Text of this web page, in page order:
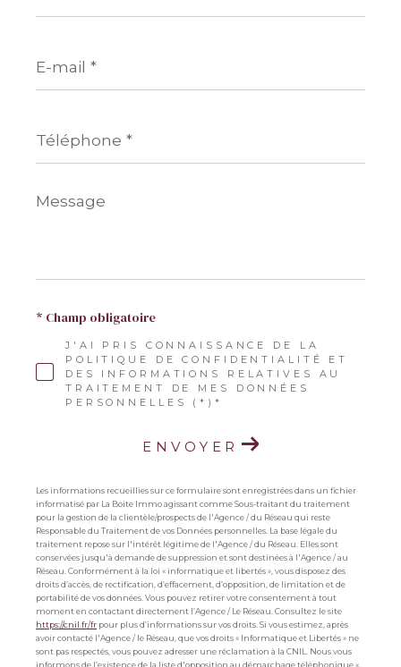
mail
*
*
Message
*
J'AI PRIS CONNAISSANCE DE LA
POLITIQUE DE CONFIDENTIALITÉ ET
DES INFORMATIONS RELATIVES AU
TRAITEMENT DE MES DONNÉES
PERSONNELLES (*)*
* Champ obligatoire
ENVOYER
Les informations recueillies sur ce formulaire sont enregistrées dans un fichier
informatisé par La Boite Immo agissant comme Sous-traitant du traitement
pour la gestion de la clientèle/prospects de l'Agence / du Réseau qui reste
Responsable du Traitement de vos Données personnelles. La base légale du
traitement repose sur l'intérêt légitime de l'Agence / du Réseau. Elles sont
conservées jusqu'à demande de suppression et sont destinées à l'Agence / au
Réseau. Conformément à la loi « informatique et libertés », vous disposez des
droits d’accès, de rectification, d’effacement, d’opposition, de limitation et de
portabilité de vos données. Vous pouvez retirer votre consentement à tout
moment en contactant directement l’Agence / Le Réseau. Consultez le site
https://cnil.fr/fr pour plus d’informations sur vos droits. Si vous estimez, après
avoir contacté l'Agence / le Réseau, que vos droits « Informatique et Libertés » ne
sont pas respectés, vous pouvez adresser une réclamation à la CNIL. Nous vous
informons de l’existence de la liste d'opposition au démarchage téléphonique «